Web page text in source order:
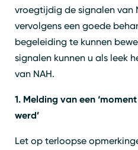
vroegtijdig de signalen van
vervolgens een goede
begeleiding te kunnen
signalen kunnen u als leek
van NAH.
1. Melding van een
werd’
Let op terloopse